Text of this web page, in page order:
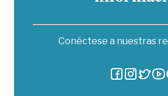
Conéctese a nuestras